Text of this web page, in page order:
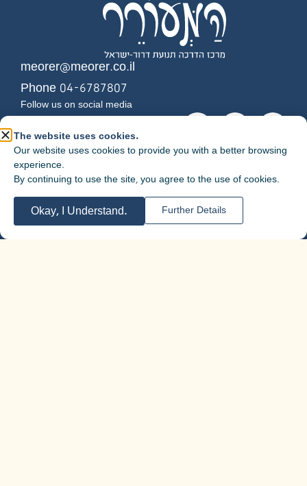
meorer@meorer.co.il
Phone 04-6787807
Follow us on social media
Additional information
Home page
Who we are
Training for education teams
Content worlds
The website uses cookies.
Our website uses cookies to provide you with a better browsing
experience.
By continuing to use the site, you agree to the use of cookies.
Okay, I Understand. Further Details